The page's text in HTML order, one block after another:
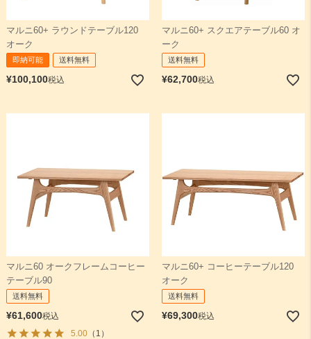
マルニ60+ ラウンドテーブル120
オーク
即納可能 送料無料
¥100,100税込
マルニ60+ スクエアテーブル60 オ
ーク
送料無料
¥62,700税込
マルニ60 オークフレームコーヒー
テーブル90
送料無料
¥61,600税込
5.00（1）
マルニ60+ コーヒーテーブル120
オーク
送料無料
¥69,300税込